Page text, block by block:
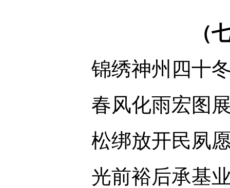
（
锦绣神州四十
春风化雨宏图
松绑放开民夙
光前裕后承基